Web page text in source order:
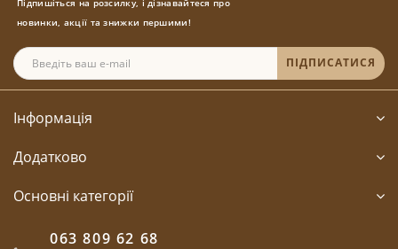
новинки, акції та знижки першими!
ПІДПИСАТИСЯ
Інформація
Додатково
Основні категорії
063 809 62 68